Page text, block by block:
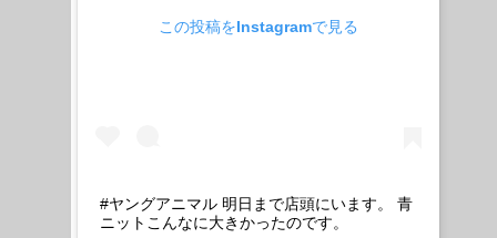
この投稿をInstagramで見る
#ヤングアニマル 明日まで店頭にいます。 青
ニットこんなに大きかったのです。